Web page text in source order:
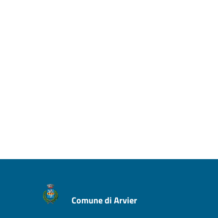
Comune di Arvier